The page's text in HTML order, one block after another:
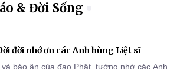
& Đời Sống
đời nhớ ơn các Anh hùng Liệt sĩ
báo ân của đạo Phật, tưởng nhớ các Anh